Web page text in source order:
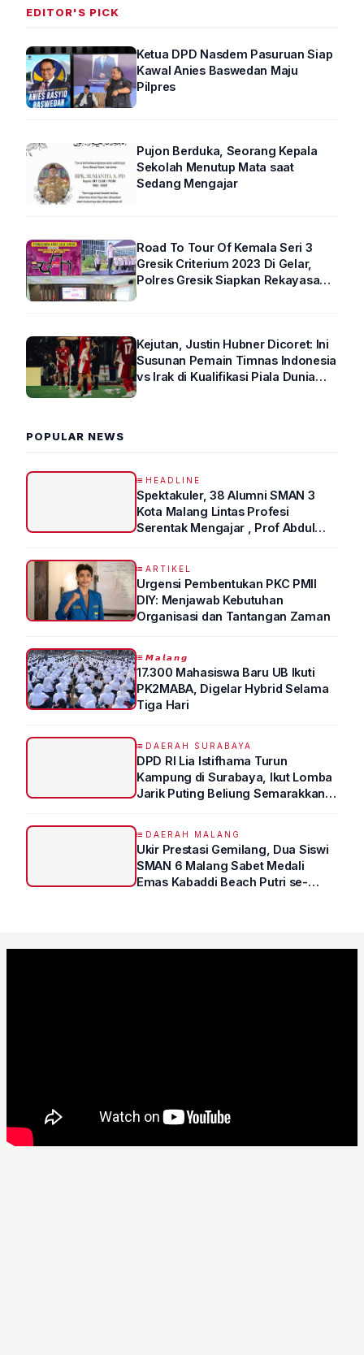
EDITOR'S PICK
Ketua DPD Nasdem Pasuruan Siap
Kawal Anies Baswedan Maju
Pilpres
Pujon Berduka, Seorang Kepala
Sekolah Menutup Mata saat
Sedang Mengajar
Road To Tour Of Kemala Seri 3
Gresik Criterium 2023 Di Gelar,
Polres Gresik Siapkan Rekayasa
Kejutan, Justin Hubner Dicoret: Ini
Susunan Pemain Timnas Indonesia
vs Irak di Kualifikasi Piala Dunia
POPULAR NEWS
HEADLINE
Spektakuler, 38 Alumni SMAN 3
Kota Malang Lintas Profesi
Serentak Mengajar , Prof Abdul
ARTIKEL
Urgensi Pembentukan PKC PMII
DIY: Menjawab Kebutuhan
Organisasi dan Tantangan Zaman
𝙈𝙖𝙡𝙖𝙣𝙜
17.300 Mahasiswa Baru UB Ikuti
PK2MABA, Digelar Hybrid Selama
Tiga Hari
DAERAH SURABAYA
DPD RI Lia Istifhama Turun
Kampung di Surabaya, Ikut Lomba
Jarik Puting Beliung Semarakkan
DAERAH MALANG
Ukir Prestasi Gemilang, Dua Siswi
SMAN 6 Malang Sabet Medali
Emas Kabaddi Beach Putri se-